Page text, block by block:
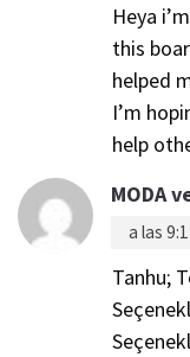
Heya
this
helped
I’m
help
MODA
a las
Tanhu;